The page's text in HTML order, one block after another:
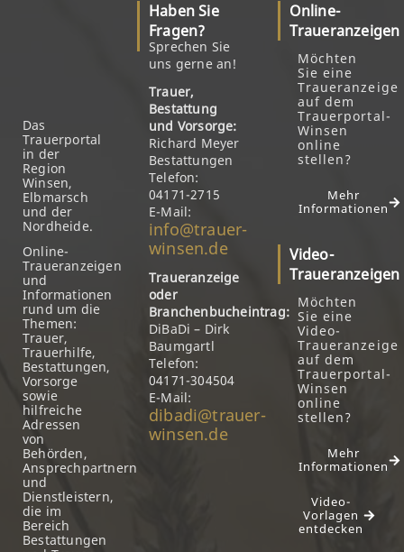
Das
Trauerportal
in der
Region
Winsen,
Elbmarsch
und der
Nordheide.
Online-
Traueranzeigen
und
Informationen
rund um die
Themen:
Trauer,
Trauerhilfe,
Bestattungen,
Vorsorge
sowie
hilfreiche
Adressen
von
Behörden,
Ansprechpartnern
und
Dienstleistern,
die im
Bereich
Bestattungen
Haben Sie
Fragen?
Sprechen Sie
uns gerne an!
Trauer,
Bestattung
und Vorsorge:
Richard Meyer
Bestattungen
Telefon:
04171-2715
E-Mail:
info@trauer-
winsen.de
Traueranzeige
oder
Branchenbucheintrag:
DiBaDi – Dirk
Baumgartl
Telefon:
04171-304504
E-Mail:
dibadi@trauer-
winsen.de
Online-
Traueranzeigen
Möchten
Sie eine
Traueranzeige
auf dem
Trauerportal-
Winsen
online
stellen?
Mehr
Informationen
Video-
Traueranzeigen
Möchten
Sie eine
Video-
Traueranzeige
auf dem
Trauerportal-
Winsen
online
stellen?
Mehr
Informationen
Video-
Vorlagen
entdecken